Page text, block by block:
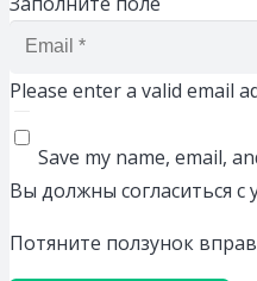
Please enter a valid email
Save my name, email,
Вы должны согласиться
Потяните ползунок